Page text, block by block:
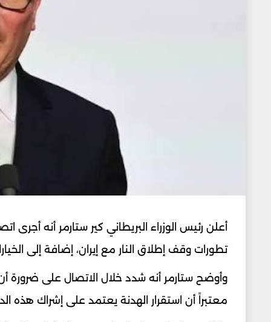
أعلن رئيس الوزراء البريطاني كير ستارمر أنه أجرى
تطورات وقف إطلاق النار مع إيران، إضافة إلى
وأوضح ستارمر أنه شدد خلال الاتصال على ضرورة
معتبراً أن استقرار الهدنة يعتمد على إشراك هذه